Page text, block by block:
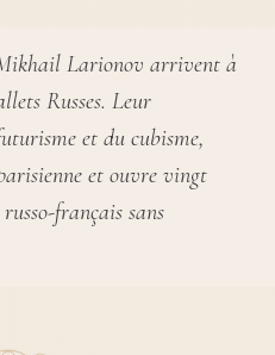
Larionov arrivent à
Russes. Leur
et du cubisme,
et ouvre vingt
français sans